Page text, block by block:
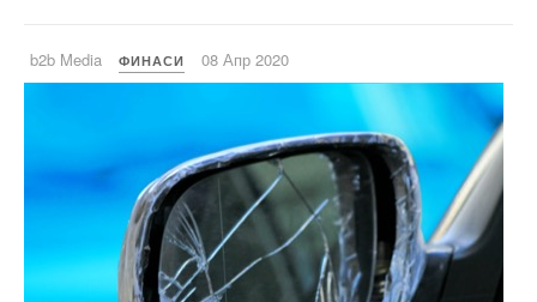
b2b Media ФИНАСИ 08 Апр 2020